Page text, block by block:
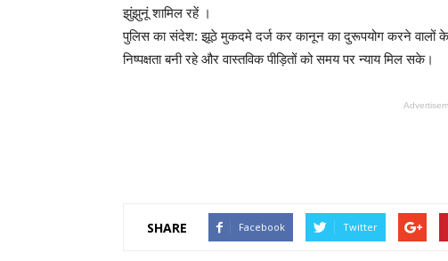
झुंझुनूं शामिल रहें ।
पुलिस का संदेश: झूठे मुकदमे दर्ज कर कानून का दुरूपयोग करने वालों के
निष्पक्षता बनी रहे और वास्तविक पीड़ितों को समय पर न्याय मिल सके।
SHARE Facebook Twitter